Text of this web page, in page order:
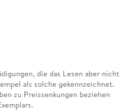
die das Lesen aber nicht
als solche gekennzeichnet.
zu Preissenkungen beziehen